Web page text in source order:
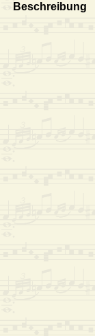
Beschreibung